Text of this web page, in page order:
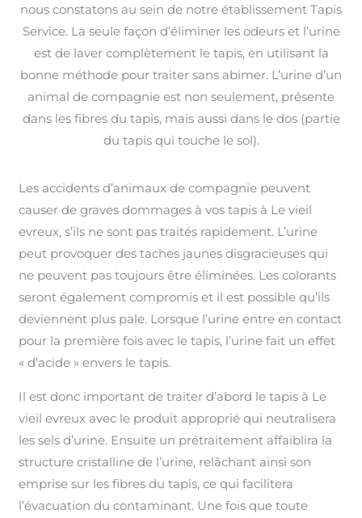
nous constatons au sein de notre établissement Tapis
Service. La seule façon d’éliminer les odeurs et l’urine
est de laver complètement le tapis, en utilisant la
bonne méthode pour traiter sans abimer. L’urine d’un
animal de compagnie est non seulement, présente
dans les fibres du tapis, mais aussi dans le dos (partie
du tapis qui touche le sol).
Les accidents d’animaux de compagnie peuvent
causer de graves dommages à vos tapis à Le vieil
evreux, s’ils ne sont pas traités rapidement. L’urine
peut provoquer des taches jaunes disgracieuses qui
ne peuvent pas toujours être éliminées. Les colorants
seront également compromis et il est possible qu’ils
deviennent plus pale. Lorsque l’urine entre en contact
pour la première fois avec le tapis, l’urine fait un effet
« d’acide » envers le tapis.
Il est donc important de traiter d’abord le tapis à Le
vieil evreux avec le produit approprié qui neutralisera
les sels d’urine. Ensuite un prétraitement affaiblira la
structure cristalline de l’urine, relâchant ainsi son
emprise sur les fibres du tapis, ce qui facilitera
l’évacuation du contaminant. Une fois que toute